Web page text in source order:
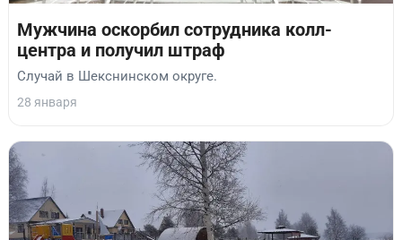
Мужчина оскорбил сотрудника колл-
центра и получил штраф
Случай в Шекснинском округе.
28 января